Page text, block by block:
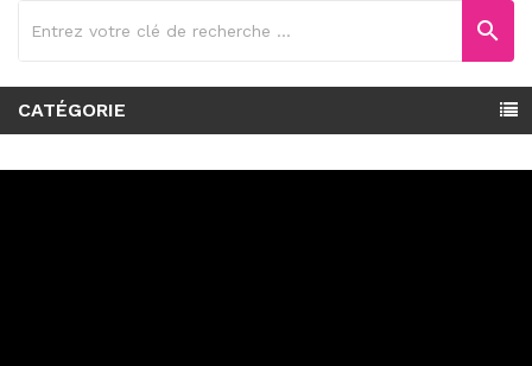
search
CATÉGORIE